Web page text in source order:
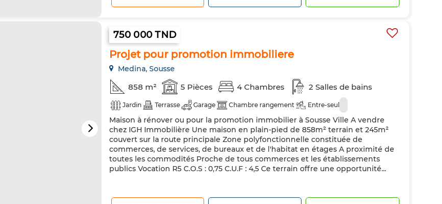
750 000 TND
Projet pour promotion immobiliere
Medina, Sousse
858 m² 5 Pièces 4 Chambres 2 Salles de bains
Jardin Terrasse Garage Chambre rangement Entre-seul
Maison à rénover ou pour la promotion immobilier à Sousse Ville A vendre
chez IGH Immobilière Une maison en plain-pied de 858m² terrain et 245m²
couvert sur la route principale Zone polyfonctionnelle constituée de
commerces, de services, de bureaux et de l'habitat en étages A proximité de
toutes les commodités Proche de tous commerces et les établissements
publics Vocation R5 C.O.S : 0,75 C.U.F : 4,5 Ce terrain offre une opportunité...